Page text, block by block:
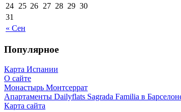
« Сен
24 25 26 27 28 29 30
31
Популярное
Карта Испании
О сайте
Монастырь Монтсеррат
Апартаменты Dailyflats Sagrada Familia в
Карта сайта